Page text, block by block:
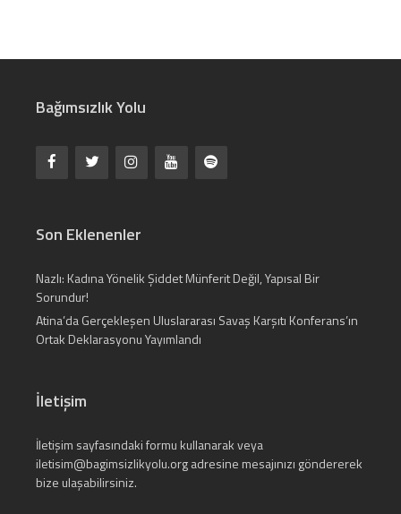
Bağımsızlık Yolu
Son Eklenenler
Nazlı: Kadına Yönelik Şiddet Münferit Değil, Yapısal Bir
Sorundur!
Atina’da Gerçekleşen Uluslararası Savaş Karşıtı Konferans’ın
Ortak Deklarasyonu Yayımlandı
İletişim
İletişim sayfasındaki formu kullanarak veya
iletisim@bagimsizlikyolu.orgadresine mesajınızı göndererek
bize ulaşabilirsiniz.